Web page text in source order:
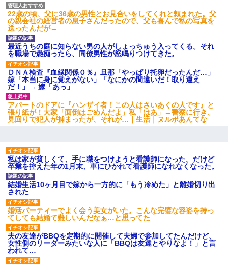
22歳の頃、父に36歳の男性とお見合いをしてくれと頼まれた。父
の親会社の経営者の息子さんだったので、父も喜んで私の写真を
送ったんだが→
最近うちの庭に知らない男の人がしょっちゅう入ってくる。それ
を職場で愚痴ったら、同僚男性が怒鳴りつけてきた。
ＤＮＡ検査『血縁関係０％』旦那「やっぱり托卵だったんだ…」
嫁「本当に身に覚えがない」「なにかの間違いだ！取り違え
だ！」→ 嫁「あっ」
アパートのドアに『ハンザイ者！この人はさいあくの人です』と
張り紙が！大家「面倒はごめんだよ」私「はあ」→警察に行き、
見回りで犯人が捕まったが、それが…｜生活｜ヌルポあんてな
私は家が貧しくて、手に職をつけようと看護師になった。だけど
卒業を控えた年の1月末、車にひかれて看護師になれなくなった。
結婚生活10ヶ月目で嫁から一方的に「もう冷めた」と離婚切り出
された
婚活パーティーでよく会う美女がいた。こんな完璧な容姿を持っ
てしても結婚て難しいんだなぁ…と思ってた
夫の友達がBBQを定期的に開催して夫婦で参加してたんだけど、
女性側のリーダーみたいな人に「BBQは友達とやりなよ！」と言
われて…